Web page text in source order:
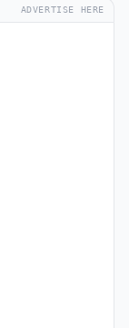
ADVERTISE HERE